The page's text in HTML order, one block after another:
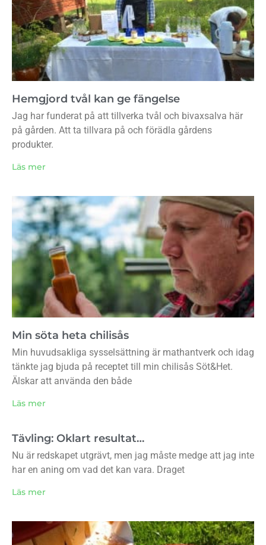
Hemgjord tvål kan ge fängelse
Jag har funderat på att tillverka tvål och bivaxsalva här
på gården. Att ta tillvara på och förädla gårdens
produkter.
Läs mer
Min söta heta chilisås
Min huvudsakliga sysselsättning är mathantverk och idag
tänkte jag bjuda på receptet till min chilisås Söt&Het.
Älskar att använda den både
Läs mer
Tävling: Oklart resultat…
Nu är redskapet utgrävt, men jag måste medge att jag inte
har en aning om vad det kan vara. Draget
Läs mer